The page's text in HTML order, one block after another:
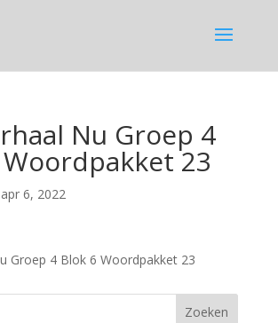
Nu Groep 4
23
apr 6, 2022
Groep 4 Blok 6 Woordpakket 23